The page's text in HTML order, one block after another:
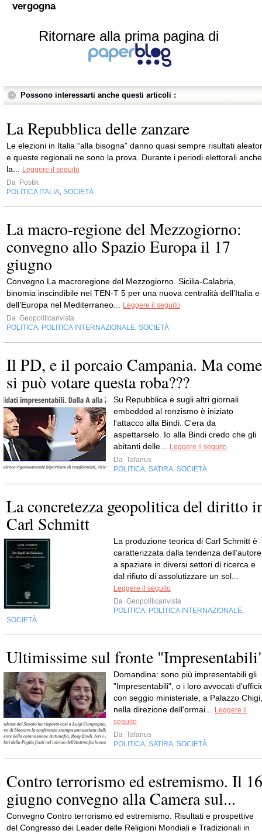
vergogna
Ritornare alla prima pagina di
Possono interessarti anche questi articoli :
La Repubblica delle zanzare
Le elezioni in Italia “alla bisogna” danno quasi sempre risultati
e queste regionali ne sono la prova. Durante i periodi elettorali anche
la... Leggere il seguito
Da Postik
POLITICA ITALIA, SOCIETÀ
La macro-regione del Mezzogiorno:
convegno allo Spazio Europa il 17
giugno
Convegno La macroregione del Mezzogiorno. Sicilia-Calabria,
binomia inscindibile nel TEN-T 5 per una nuova centralità dell’Italia e
dell’Europa nel Mediterraneo... Leggere il seguito
Da Geopoliticarivista
POLITICA, POLITICA INTERNAZIONALE, SOCIETÀ
Il PD, e il porcaio Campania. Ma come
si può votare questa roba???
Su Repubblica e sugli altri giornali
embedded al renzismo è iniziato
l'attacco alla Bindi. C'era da
aspettarselo. Io alla Bindi credo che gli
abitanti delle... Leggere il seguito
Da Tafanus
POLITICA, SATIRA, SOCIETÀ
La concretezza geopolitica del diritto
Carl Schmitt
La produzione teorica di Carl Schmitt è
caratterizzata dalla tendenza dell’autore
a spaziare in diversi settori di ricerca e
dal rifiuto di assolutizzare un sol...
Leggere il seguito
Da Geopoliticarivista
POLITICA, POLITICA INTERNAZIONALE,
SOCIETÀ
Ultimissime sul fronte
Domandina: sono più impresentabili gli
"Impresentabili", o i loro avvocati
con seggio ministeriale, a Palazzo Chigi,
nella direzione dell'ormai... Leggere il
seguito
Da Tafanus
POLITICA, SATIRA, SOCIETÀ
Contro terrorismo ed estremismo. Il 16
giugno convegno alla Camera sul...
Convegno Contro terrorismo ed estremismo. Risultati e prospettive
del Congresso dei Leader delle Religioni Mondiali e Tradizionali in